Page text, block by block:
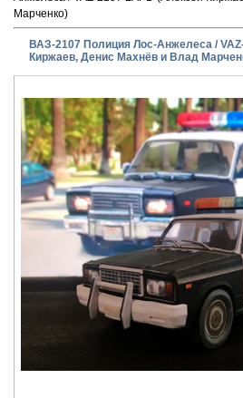
Марченко)
ВАЗ-2107 Полиция Лос-Анжелеса /
Киржаев, Денис Махнёв и Влад